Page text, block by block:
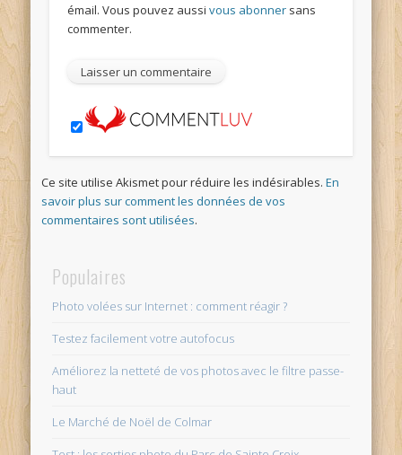
émail. Vous pouvez aussivous abonner sans
commenter.
Ce site utilise Akismet pour réduire les indésirables.En
savoir plus sur comment les données de vos
commentaires sont utilisées.
Populaires
Photo volées sur Internet : comment réagir ?
Testez facilement votre autofocus
Améliorez la netteté de vos photos avec le filtre passe-
haut
Le Marché de Noël de Colmar